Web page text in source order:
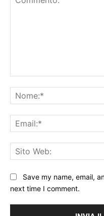
Save my name, email,
next time I comment.